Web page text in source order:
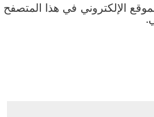
الإلكتروني في هذا المتصفح